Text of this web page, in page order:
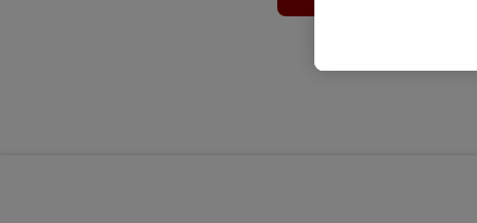
Tworzenie
końcowych w celu
przetwarzanie